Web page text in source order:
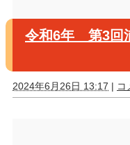
令和6年 第3回
2024年6月26日 13:17 | コ